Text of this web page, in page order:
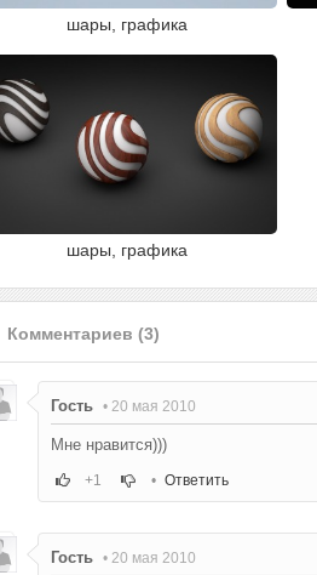
шары, графика
шары, графика
Комментариев (3)
Гость • 20 мая 2010
Мне нравится)))
+1 • Ответить
Гость • 20 мая 2010